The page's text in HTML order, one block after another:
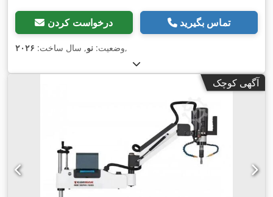
درخواست کردن تماس بگیرید
وضعیت: نو, سال ساخت: ۲۰۲۶ ,
آگهی کوچک